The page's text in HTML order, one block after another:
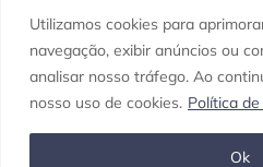
Utilizamos cookies para
navegação, exibir anúncios ou
analisar nosso tráfego. Ao
nosso uso de cookies. Política
Ok